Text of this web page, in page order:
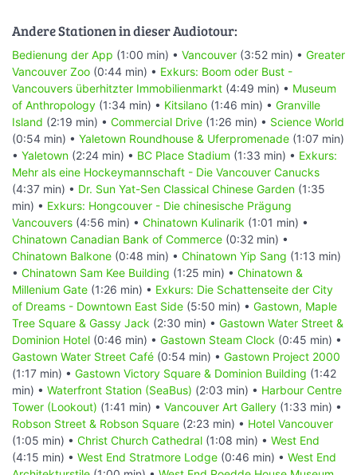
Andere Stationen in dieser Audiotour:
Bedienung der App (1:00 min) • Vancouver (3:52 min) • Greater
Vancouver Zoo (0:44 min) • Exkurs: Boom oder Bust -
Vancouvers überhitzter Immobilienmarkt (4:49 min) • Museum
of Anthropology (1:34 min) • Kitsilano (1:46 min) • Granville
Island (2:19 min) • Commercial Drive (1:26 min) • Science World
(0:54 min) • Yaletown Roundhouse & Uferpromenade (1:07 min)
• Yaletown (2:24 min) • BC Place Stadium (1:33 min) • Exkurs:
Mehr als eine Hockeymannschaft - Die Vancouver Canucks
(4:37 min) • Dr. Sun Yat-Sen Classical Chinese Garden (1:35
min) • Exkurs: Hongcouver - Die chinesische Prägung
Vancouvers (4:56 min) • Chinatown Kulinarik (1:01 min) •
Chinatown Canadian Bank of Commerce (0:32 min) •
Chinatown Balkone (0:48 min) • Chinatown Yip Sang (1:13 min)
• Chinatown Sam Kee Building (1:25 min) • Chinatown &
Millenium Gate (1:26 min) • Exkurs: Die Schattenseite der City
of Dreams - Downtown East Side (5:50 min) • Gastown, Maple
Tree Square & Gassy Jack (2:30 min) • Gastown Water Street &
Dominion Hotel (0:46 min) • Gastown Steam Clock (0:45 min) •
Gastown Water Street Café (0:54 min) • Gastown Project 2000
(1:17 min) • Gastown Victory Square & Dominion Building (1:42
min) • Waterfront Station (SeaBus) (2:03 min) • Harbour Centre
Tower (Lookout) (1:41 min) • Vancouver Art Gallery (1:33 min) •
Robson Street & Robson Square (2:23 min) • Hotel Vancouver
(1:05 min) • Christ Church Cathedral (1:08 min) • West End
(4:15 min) • West End Stratmore Lodge (0:46 min) • West End